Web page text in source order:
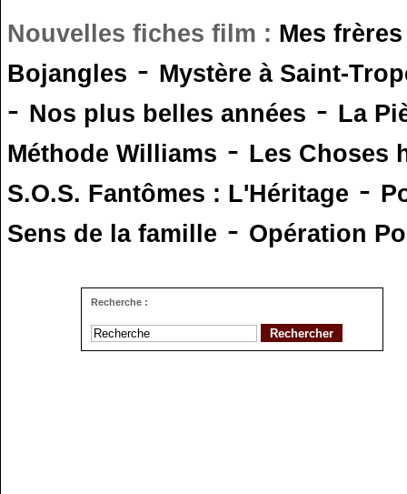
Nouvelles fiches film : Mes
Bojangles - Mystère à Saint-
- Nos plus belles années - La
Méthode Williams - Les Choses
S.O.S. Fantômes : L'Héritage -
Sens de la famille - Opération
Recherche :